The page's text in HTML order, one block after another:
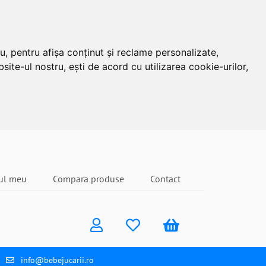
pentru afișa conținut și reclame personalizate,
ul nostru, ești de acord cu utilizarea cookie-urilor,
meu Compara produse Contact
info@bebejucarii.ro